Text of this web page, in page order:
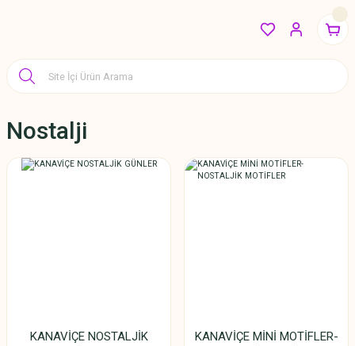
Nostalji
KANAVİÇE NOSTALJİK
KANAVİÇE MİNİ MOTİFLER-